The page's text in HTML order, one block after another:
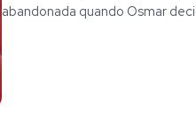
abandonada quando Osmar